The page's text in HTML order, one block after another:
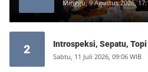
Minggu, 9 Agustus 2026,
2 Introspeksi, Sepatu,
Sabtu, 11 Juli 2026, 09:06 WIB